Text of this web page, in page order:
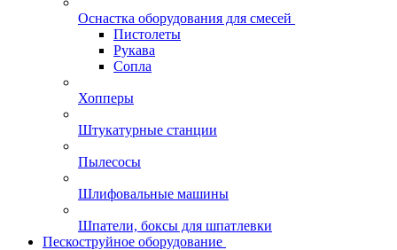
Оснастка оборудования для смесей
Пистолеты
Рукава
Сопла
Хопперы
Штукатурные станции
Пылесосы
Шлифовальные машины
Шпатели, боксы для шпатлевки
Пескоструйное оборудование